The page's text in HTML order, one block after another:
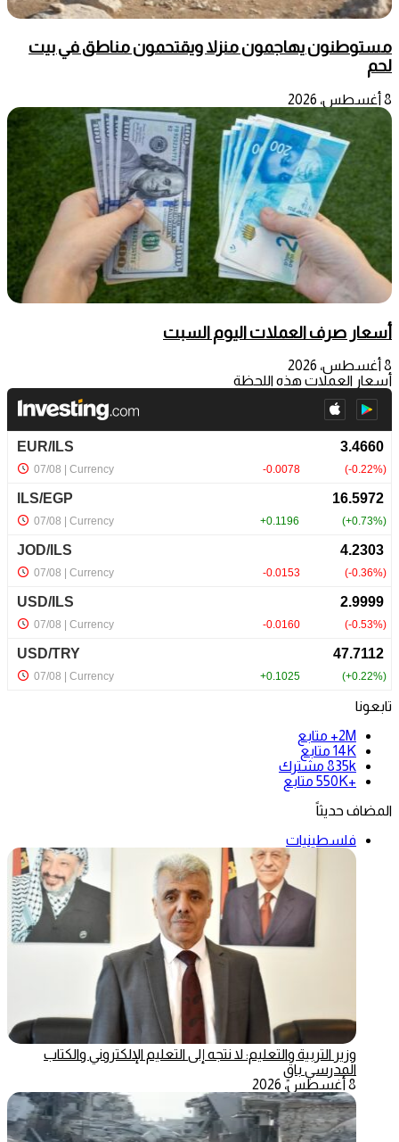
مستوطنون يهاجمون منزلا ويقتحمون مناطق في بيت
لحم
8 أغسطس، 2026
أسعار صرف العملات اليوم السبت
8 أغسطس، 2026
أسعار العملات هذه اللحظة
تابعونا
2M+
متابع
14K متابع
835k مشترك
+550K
متابع
المضاف حديثاً
فلسطينيات
وزير التربية والتعليم: لا نتجه إلى التعليم الإلكتروني والكتاب
المدرسي باقٍ
8 أغسطس، 2026